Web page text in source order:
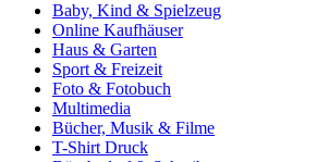
Baby, Kind & Spielzeug
Online Kaufhäuser
Haus & Garten
Sport & Freizeit
Foto & Fotobuch
Multimedia
Bücher, Musik & Filme
T-Shirt Druck